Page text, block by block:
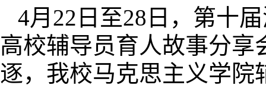
4月22日至28日，第十
高校辅导员育人故事分
逐，我校马克思主义学院